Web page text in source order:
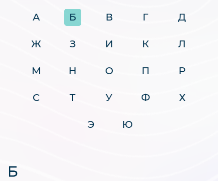
А Б В Г Д
Ж З И К Л
М Н О П Р
С Т У Ф Х
Э Ю
Б